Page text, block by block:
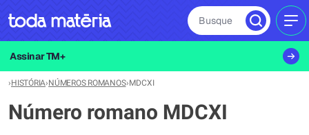
Busque
Assinar TM+
›HISTÓRIA›NÚMEROS ROMANOS›MDCXI
Número romano MDCXI